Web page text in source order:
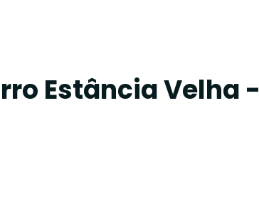
Estância Velha -